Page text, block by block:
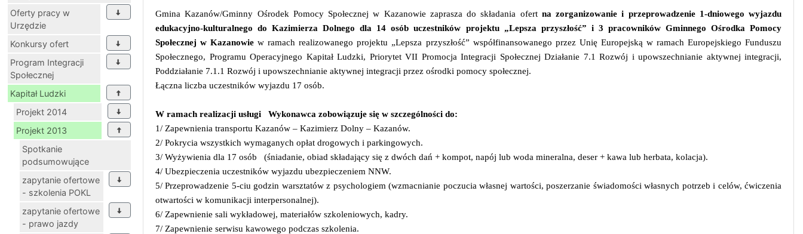
Oferty pracy w
Urzędzie
Konkursy ofert
Program Integracji
Społecznej
Kapitał Ludzki
Projekt 2014
Projekt 2013
Spotkanie
podsumowujące
zapytanie ofertowe
- szkolenia POKL
zapytanie ofertowe
- prawo jazdy
Gmina Kazanów/Gminny Ośrodek Pomocy Społecznej w Kazanowie zaprasza do składania ofert na zorganizowanie i przeprowadzenie 1-dniowego wyjazdu
edukacyjno-kulturalnego do Kazimierza Dolnego dla 14 osób uczestników projektu „Lepsza przyszłość” i 3 pracowników Gminnego Ośrodka Pomocy
Społecznej w Kazanowie w ramach realizowanego projektu „Lepsza przyszłość” współfinansowanego przez Unię Europejską w ramach Europejskiego Funduszu
Społecznego, Programu Operacyjnego Kapitał Ludzki, Priorytet VII Promocja Integracji Społecznej Działanie 7.1 Rozwój i upowszechnianie aktywnej integracji,
Poddziałanie 7.1.1 Rozwój i upowszechnianie aktywnej integracji przez ośrodki pomocy społecznej.
Łączna liczba uczestników wyjazdu 17 osób.
W ramach realizacji usługi
Wykonawca zobowiązuje się w szczególności do:
1/ Zapewnienia transportu Kazanów – Kazimierz Dolny – Kazanów.
2/ Pokrycia wszystkich wymaganych opłat drogowych i parkingowych.
3/ Wyżywienia dla 17 osób
(śniadanie, obiad składający się z dwóch dań + kompot, napój lub woda mineralna, deser + kawa lub herbata, kolacja).
4/ Ubezpieczenia uczestników wyjazdu ubezpieczeniem NNW.
5/ Przeprowadzenie 5-ciu godzin warsztatów z psychologiem (wzmacnianie poczucia własnej wartości, poszerzanie świadomości własnych potrzeb i celów, ćwiczenia
otwartości w komunikacji interpersonalnej).
6/ Zapewnienie sali wykładowej, materiałów szkoleniowych, kadry.
7/ Zapewnienie serwisu kawowego podczas szkolenia.